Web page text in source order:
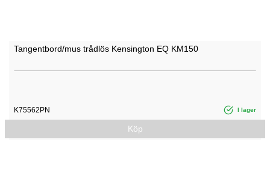
Tangentbord/mus trådlös Kensington EQ KM150
K75562PN I lager
Köp